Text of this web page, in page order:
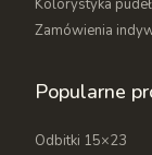
Zamówienia
Popularne
Odbitki 15×23